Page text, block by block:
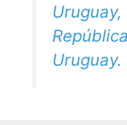
Uruguay.